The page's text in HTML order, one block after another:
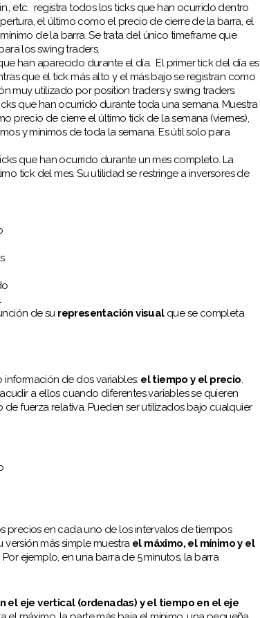
etc. registra todos los ticks que han ocurrido dentro
el último como el precio de cierre de la barra, el
de la barra. Se trata del único timeframe que
los swing traders.
han aparecido durante el día. El primer tick del día es
que el tick más alto y el más bajo se registran como
muy utilizado por position traders y swing traders.
que han ocurrido durante toda una semana. Muestra
precio de cierre el último tick de la semana (viernes),
y mínimos de toda la semana. Es útil solo para
que han ocurrido durante un mes completo. La
tick del mes. Su utilidad se restringe a inversores de
de su representación visual que se completa
de dos variables: el tiempo y el precio.
a ellos cuando diferentes variables se quieren
fuerza relativa. Pueden ser utilizados bajo cualquier
precios en cada uno de los intervalos de tiempos
versión más simple muestra el máximo, el mínimo y el
ejemplo, en una barra de 5 minutos, la barra
el eje vertical (ordenadas) y el tiempo en el eje